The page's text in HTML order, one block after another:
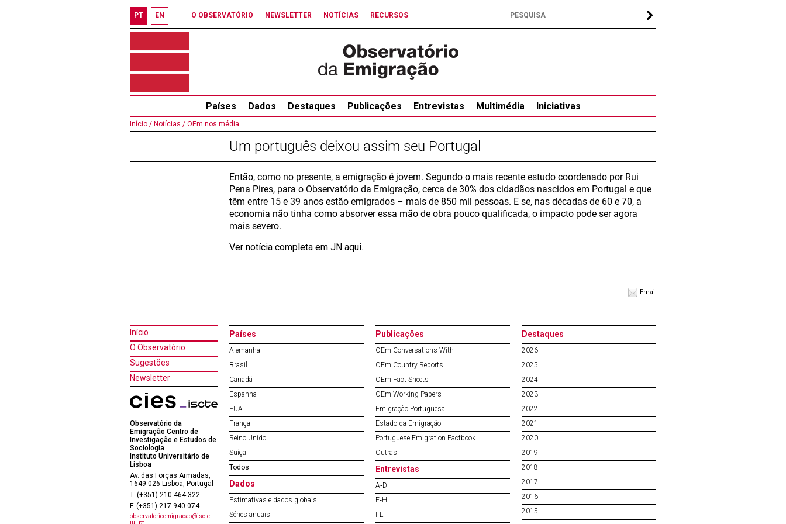
PT EN O OBSERVATÓRIO NEWSLETTER NOTÍCIAS RECURSOS
Países Dados Destaques Publicações Entrevistas Multimédia Iniciativas
Início / Notícias / OEm nos média
Um português deixou assim seu Portugal
Então, como no presente, a emigração é jovem. Segundo o mais recente estudo coordenado por Rui
Pena Pires, para o Observatório da Emigração, cerca de 30% dos cidadãos nascidos em Portugal e que
têm entre 15 e 39 anos estão emigrados – mais de 850 mil pessoas. E se, nas décadas de 60 e 70, a
economia não tinha como absorver essa mão de obra pouco qualificada, o impacto pode ser agora
mais severo.
Ver notícia completa em JN aqui.
Email
Início
O Observatório
Sugestões
Newsletter
Observatório da
Emigração Centro de
Investigação e Estudos de
Sociologia
Instituto Universitário de
Lisboa
Av. das Forças Armadas,
1649-026 Lisboa, Portugal
T. (+351) 210 464 322
F. (+351) 217 940 074
observatorioemigracao@iscte-
iul.pt
Países
Alemanha
Brasil
Canadá
Espanha
EUA
França
Reino Unido
Suíça
Todos
Dados
Estimativas e dados globais
Séries anuais
Publicações
OEm Conversations With
OEm Country Reports
OEm Fact Sheets
OEm Working Papers
Emigração Portuguesa
Estado da Emigração
Portuguese Emigration Factbook
Outras
Entrevistas
A‐D
E‐H
I‐L
Destaques
2026
2025
2024
2023
2022
2021
2020
2019
2018
2017
2016
2015